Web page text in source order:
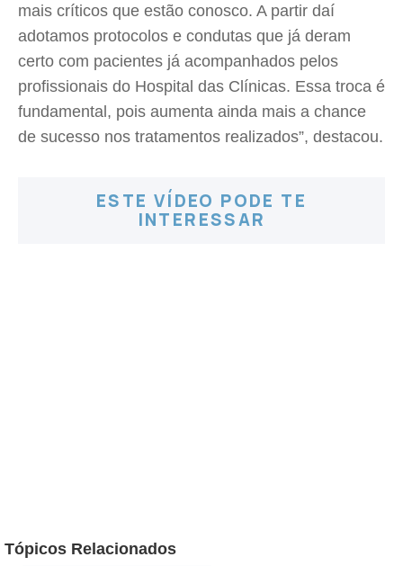
mais críticos que estão conosco. A partir daí
adotamos protocolos e condutas que já deram
certo com pacientes já acompanhados pelos
profissionais do Hospital das Clínicas. Essa troca é
fundamental, pois aumenta ainda mais a chance
de sucesso nos tratamentos realizados”, destacou.
ESTE VÍDEO PODE TE
INTERESSAR
Tópicos Relacionados